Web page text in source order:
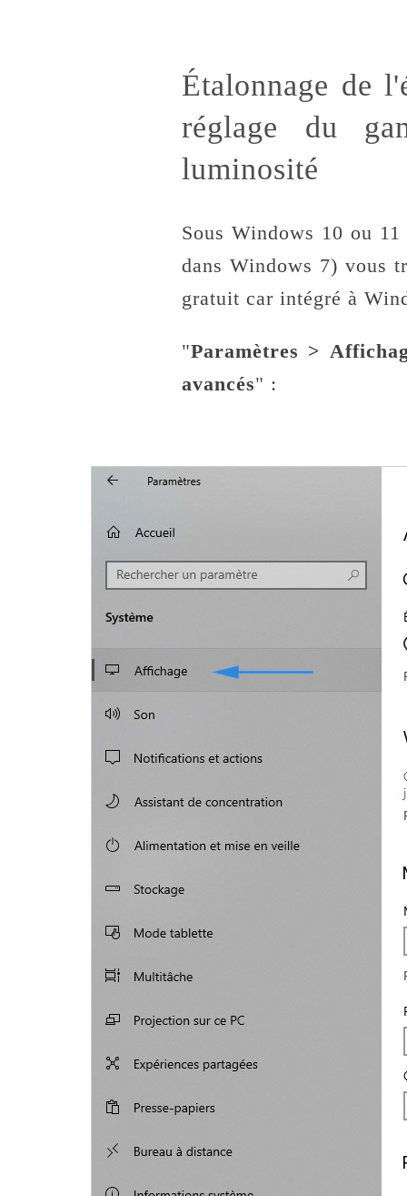
Étalonnage de
réglage du
luminosité
Sous Windows 10 ou
dans Windows 7) vous
gratuit car intégré à
"Paramètres >
avancés" :